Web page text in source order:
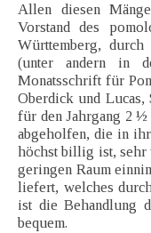
Allen diesen
Vorstand des
Württemberg,
(unter andern in
Monatsschrift für
Oberdick und Lucas,
für den Jahrgang 2
abgeholfen, die in
höchst billig ist, sehr
geringen Raum
liefert, welches
ist die Behandlung
bequem.